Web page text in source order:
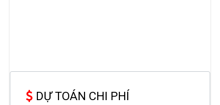
DỰ TOÁN CHI PHÍ